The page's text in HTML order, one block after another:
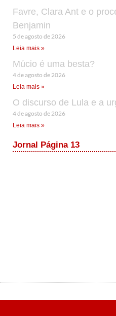
Favre, Clara Ant e o
Benjamin
5 de agosto de 2026
Leia mais »
Múcio é uma besta?
4 de agosto de 2026
Leia mais »
O discurso de Lula e a
4 de agosto de 2026
Leia mais »
Jornal Página 13